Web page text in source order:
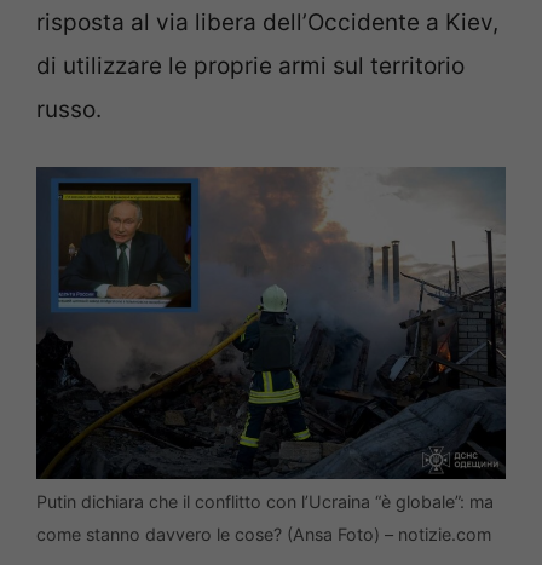
risposta al via libera dell’Occidente a Kiev,
di utilizzare le proprie armi sul territorio
russo.
Putin dichiara che il conflitto con l’Ucraina “è globale”: ma
come stanno davvero le cose? (Ansa Foto) – notizie.com